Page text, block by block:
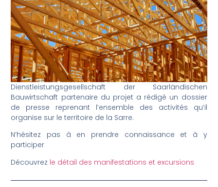
Dienstleistungsgesellschaft der Saarländischen
Bauwirtschaft partenaire du projet a rédigé un dossier
de presse reprenant l’ensemble des activités qu’il
organise sur le territoire de la Sarre.
N’hésitez pas à en prendre connaissance et à y
participer
Découvrez le détail des manifestations et excursions